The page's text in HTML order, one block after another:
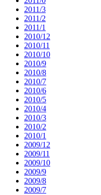
2011/3
2011/2
2011/1
2010/12
2010/11
2010/10
2010/9
2010/8
2010/7
2010/6
2010/5
2010/4
2010/3
2010/2
2010/1
2009/12
2009/11
2009/10
2009/9
2009/8
2009/7